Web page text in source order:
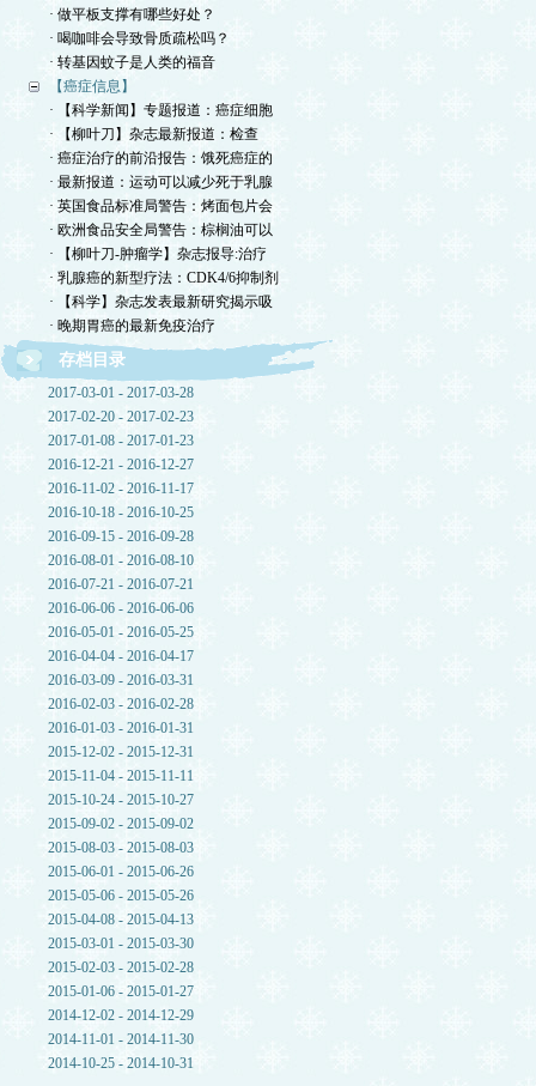
· 做平板支撑有哪些好处？
· 喝咖啡会导致骨质疏松吗？
· 转基因蚊子是人类的福音
【癌症信息】
· 【科学新闻】专题报道：癌症细胞
· 【柳叶刀】杂志最新报道：检查
· 癌症治疗的前沿报告：饿死癌症的
· 最新报道：运动可以减少死于乳腺
· 英国食品标准局警告：烤面包片会
· 欧洲食品安全局警告：棕榈油可以
· 【柳叶刀-肿瘤学】杂志报导:治疗
· 乳腺癌的新型疗法：CDK4/6抑制剂
· 【科学】杂志发表最新研究揭示吸
· 晚期胃癌的最新免疫治疗
存档目录
2017-03-01 - 2017-03-28
2017-02-20 - 2017-02-23
2017-01-08 - 2017-01-23
2016-12-21 - 2016-12-27
2016-11-02 - 2016-11-17
2016-10-18 - 2016-10-25
2016-09-15 - 2016-09-28
2016-08-01 - 2016-08-10
2016-07-21 - 2016-07-21
2016-06-06 - 2016-06-06
2016-05-01 - 2016-05-25
2016-04-04 - 2016-04-17
2016-03-09 - 2016-03-31
2016-02-03 - 2016-02-28
2016-01-03 - 2016-01-31
2015-12-02 - 2015-12-31
2015-11-04 - 2015-11-11
2015-10-24 - 2015-10-27
2015-09-02 - 2015-09-02
2015-08-03 - 2015-08-03
2015-06-01 - 2015-06-26
2015-05-06 - 2015-05-26
2015-04-08 - 2015-04-13
2015-03-01 - 2015-03-30
2015-02-03 - 2015-02-28
2015-01-06 - 2015-01-27
2014-12-02 - 2014-12-29
2014-11-01 - 2014-11-30
2014-10-25 - 2014-10-31